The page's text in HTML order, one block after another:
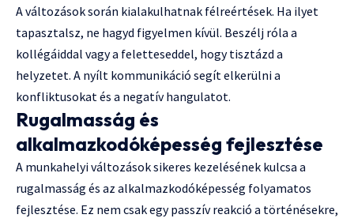
A változások során kialakulhatnak félreértések. Ha ilyet
tapasztalsz, ne hagyd figyelmen kívül. Beszélj róla a
kollégáiddal vagy a feletteseddel, hogy tisztázd a
helyzetet. A nyílt kommunikáció segít elkerülni a
konfliktusokat és a negatív hangulatot.
Rugalmasság és
alkalmazkodóképesség fejlesztése
A munkahelyi változások sikeres kezelésének kulcsa a
rugalmasság és az alkalmazkodóképesség folyamatos
fejlesztése. Ez nem csak egy passzív reakció a történésekre,